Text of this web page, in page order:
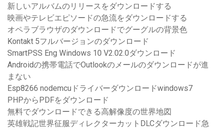
新しいアルバムのリリースをダウンロードする
映画やテレビエピソードの急流をダウンロードする
オペラブラウザのダウンロードでグーグルの背景色
Kontakt 5フルバージョンのダウンロード
SmartPSS Eng Windows 10 V2.02.0ダウンロード
Androidの携帯電話でOutlookのメールのダウンロードが進
まない
Esp8266 nodemcuドライバーダウンロードwindows7
PHPからPDFをダウンロード
無料でダウンロードできる高解像度の世界地図
英雄戦記世界征服ディレクターカットDLCダウンロード急